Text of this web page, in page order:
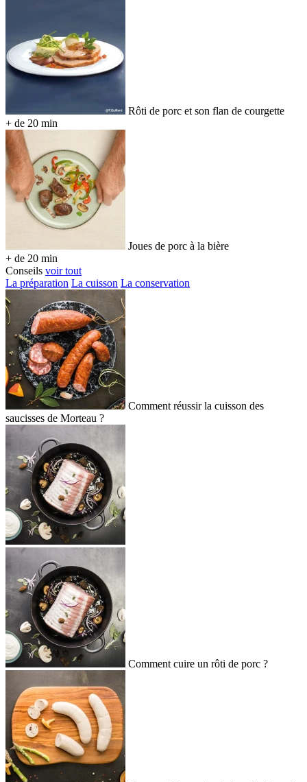
Rôti de porc et son flan de courgette
+ de 20 min
Joues de porc à la bière
+ de 20 min
Conseils voir tout
La préparation La cuisson La conservation
Comment réussir la cuisson des
saucisses de Morteau ?
Comment cuire un rôti de porc ?